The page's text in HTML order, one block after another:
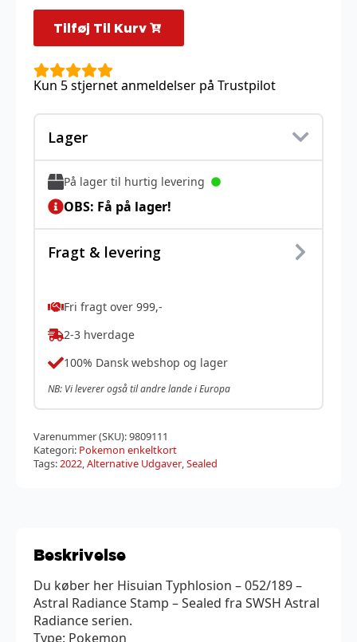
Tilføj Til Kurv
Kun 5 stjernet anmeldelser på Trustpilot
Lager
På lager til hurtig levering
OBS: Få på lager!
Fragt & levering
Fri fragt over 999,-
2-3 hverdage
100% Dansk webshop og lager
NB: Vi leverer også til andre lande i Europa
Varenummer (SKU):9809111
Kategori: Pokemon enkeltkort
Tags:2022,Alternative Udgaver,Sealed
Beskrivelse
Du køber her Hisuian Typhlosion – 052/189 –
Astral Radiance Stamp – Sealed fra SWSH Astral
Radiance serien.
Type: Pokemon